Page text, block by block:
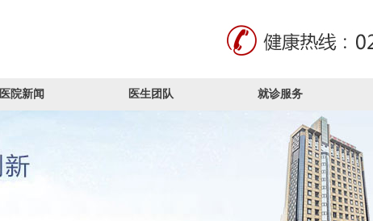
医院新闻 医生团队 就诊服务